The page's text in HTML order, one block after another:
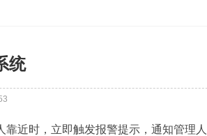
统
近时，立即触发报警提示，通知管理